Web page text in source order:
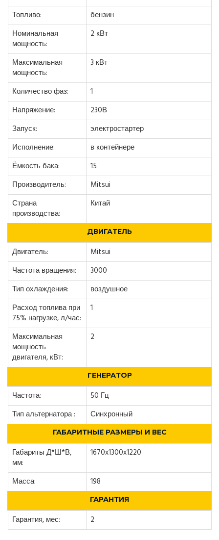
Топливо:
бензин
Номинальная
мощность:
2 кВт
Максимальная
мощность:
3 кВт
Количество фаз:
1
Напряжение:
230В
Запуск:
электростартер
Исполнение:
в контейнере
Ёмкость бака:
15
Производитель:
Mitsui
Страна
производства:
Китай
ДВИГАТЕЛЬ
Двигатель:
Mitsui
Частота вращения:
3000
Тип охлаждения:
воздушное
Расход топлива при
75% нагрузке, л/час:
1
Максимальная
мощность
двигателя, кВт:
2
ГЕНЕРАТОР
Частота:
50 Гц
Тип альтернатора :
Синхронный
ГАБАРИТНЫЕ РАЗМЕРЫ И ВЕС
Габариты Д*Ш*В,
мм:
1670x1300x1220
Масса: 198
ГАРАНТИЯ
Гарантия, мес: 2